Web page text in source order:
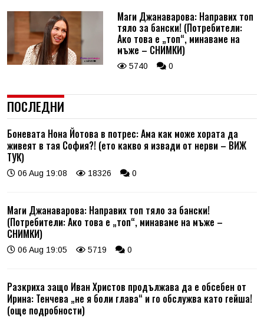
Маги Джанаварова: Направих топ
тяло за бански! (Потребители:
Ако това е „топ“, минаваме на
мъже – СНИМКИ)
5740 0
ПОСЛЕДНИ
Боневата Нона Йотова в потрес: Ама как може хората да
живеят в тая София?! (ето какво я извади от нерви – ВИЖ
ТУК)
06 Aug 19:08 18326 0
Маги Джанаварова: Направих топ тяло за бански!
(Потребители: Ако това е „топ“, минаваме на мъже –
СНИМКИ)
06 Aug 19:05 5719 0
Разкриха защо Иван Христов продължава да е обсебен от
Ирина: Тенчева „не я боли глава“ и го обслужва като гейша!
(още подробности)